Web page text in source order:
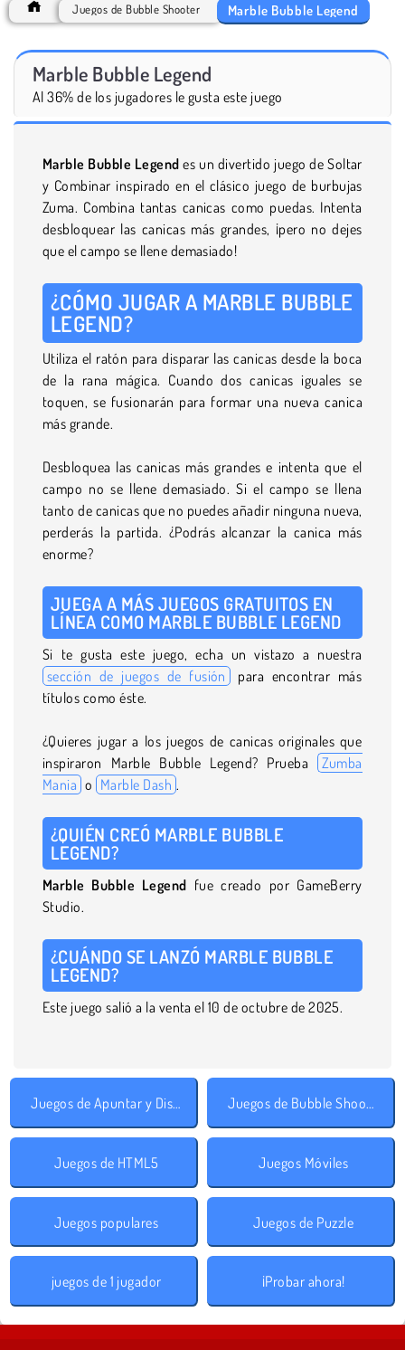
Juegos de Bubble Shooter Marble Bubble Legend
Marble Bubble Legend
Al 36% de los jugadores le gusta este juego
Marble Bubble Legend es un divertido juego de Soltar
y Combinar inspirado en el clásico juego de burbujas
Zuma. Combina tantas canicas como puedas. Intenta
desbloquear las canicas más grandes, ¡pero no dejes
que el campo se llene demasiado!
¿CÓMO JUGAR A MARBLE BUBBLE
LEGEND?
Utiliza el ratón para disparar las canicas desde la boca
de la rana mágica. Cuando dos canicas iguales se
toquen, se fusionarán para formar una nueva canica
más grande.
Desbloquea las canicas más grandes e intenta que el
campo no se llene demasiado. Si el campo se llena
tanto de canicas que no puedes añadir ninguna nueva,
perderás la partida. ¿Podrás alcanzar la canica más
enorme?
JUEGA A MÁS JUEGOS GRATUITOS EN
LÍNEA COMO MARBLE BUBBLE LEGEND
Si te gusta este juego, echa un vistazo a nuestra
sección de juegos de fusión para encontrar más
títulos como éste.
¿Quieres jugar a los juegos de canicas originales que
inspiraron Marble Bubble Legend? Prueba Zumba
Mania o Marble Dash .
¿QUIÉN CREÓ MARBLE BUBBLE
LEGEND?
Marble Bubble Legend fue creado por GameBerry
Studio.
¿CUÁNDO SE LANZÓ MARBLE BUBBLE
LEGEND?
Este juego salió a la venta el 10 de octubre de 2025.
Juegos de Apuntar y Disparar Juegos de Bubble Shooter
Juegos de HTML5 Juegos Móviles
Juegos populares Juegos de Puzzle
juegos de 1 jugador ¡Probar ahora!